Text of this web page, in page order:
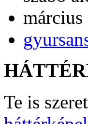
március
Te is